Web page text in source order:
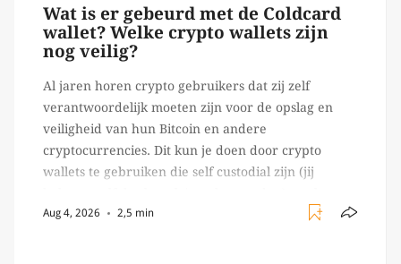
Wat is er gebeurd met de Coldcard
wallet? Welke crypto wallets zijn
nog veilig?
Al jaren horen crypto gebruikers dat zij zelf
verantwoordelijk moeten zijn voor de opslag en
veiligheid van hun Bitcoin en andere
cryptocurrencies. Dit kun je doen door crypto
wallets te gebruiken die self custodial zijn (jij
Ledger of Trezor bijvoorbeeld. Echter, op 29 juli
Aug 4, 2026 2,5 min